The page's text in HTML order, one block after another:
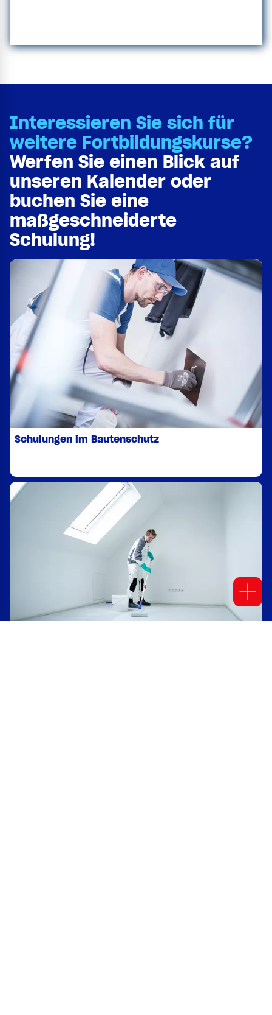
Interessieren Sie sich für
weitere Fortbildungskurse?
Werfen Sie einen Blick auf
unseren Kalender oder
buchen Sie eine
maßgeschneiderte
Schulung!
Schulungen im Bautenschutz